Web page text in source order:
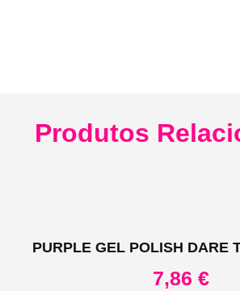
Produtos
PURPLE GEL POLISH DARE
7,86 €